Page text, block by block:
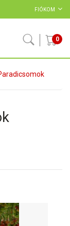
FIÓKOM
0